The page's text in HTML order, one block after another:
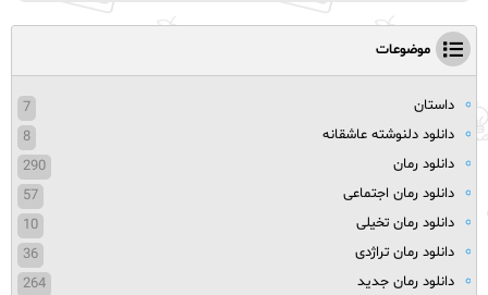
موضوعات
داستان
7
دانلود دلنوشته عاشقانه
8
دانلود رمان
290
دانلود رمان اجتماعی
57
دانلود رمان تخیلی
10
دانلود رمان تراژدی
36
دانلود رمان جدید
264